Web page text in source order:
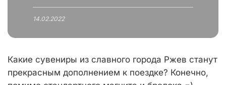
14.02.2022
Какие сувениры из славного города Ржев станут
прекрасным дополнением к поездке? Конечно,